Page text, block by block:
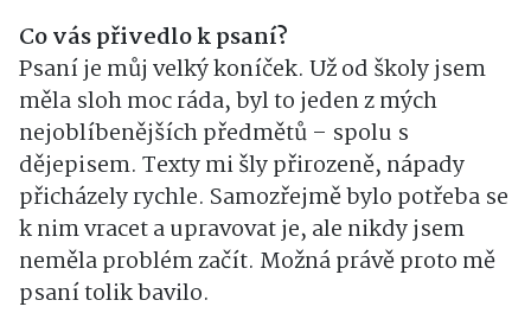
Co vás přivedlo k psaní?
Psaní je můj velký koníček. Už od školy jsem
měla sloh moc ráda, byl to jeden z mých
nejoblíbenějších předmětů – spolu s
dějepisem. Texty mi šly přirozeně, nápady
přicházely rychle. Samozřejmě bylo potřeba se
k nim vracet a upravovat je, ale nikdy jsem
neměla problém začít. Možná právě proto mě
psaní tolik bavilo.